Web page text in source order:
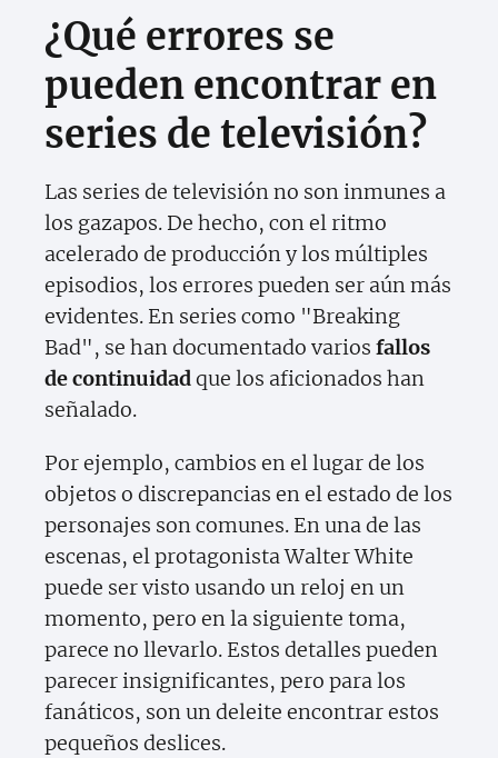
¿Qué errores se
pueden encontrar en
series de televisión?
Las series de televisión no son inmunes a
los gazapos. De hecho, con el ritmo
acelerado de producción y los múltiples
episodios, los errores pueden ser aún más
evidentes. En series como "Breaking
Bad", se han documentado varios fallos
de continuidadque los aficionados han
señalado.
Por ejemplo, cambios en el lugar de los
objetos o discrepancias en el estado de los
personajes son comunes. En una de las
escenas, el protagonista Walter White
puede ser visto usando un reloj en un
momento, pero en la siguiente toma,
parece no llevarlo. Estos detalles pueden
parecer insignificantes, pero para los
fanáticos, son un deleite encontrar estos
pequeños deslices.